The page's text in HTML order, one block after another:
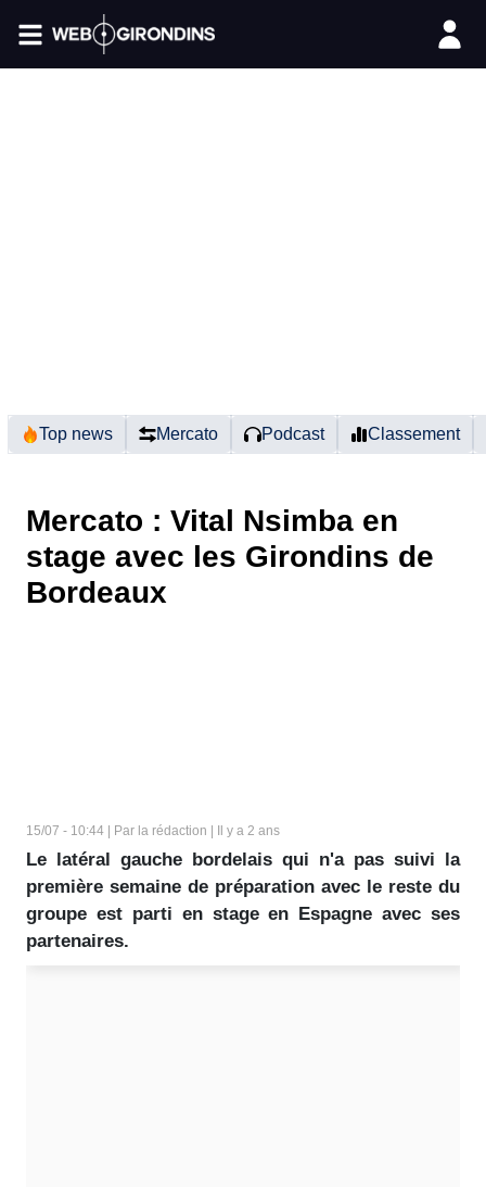
Top news Mercato Podcast Classement
Mercato : Vital Nsimba en
stage avec les Girondins de
Bordeaux
15/07 - 10:44 | Par la rédaction | Il y a 2 ans
Le latéral gauche bordelais qui n'a pas suivi la
première semaine de préparation avec le reste du
groupe est parti en stage en Espagne avec ses
partenaires.